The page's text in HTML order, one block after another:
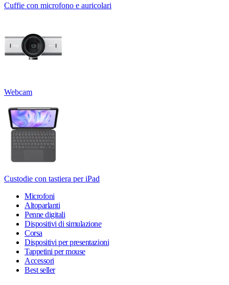
Cuffie con microfono e auricolari
Webcam
Custodie con tastiera per iPad
Microfoni
Altoparlanti
Penne digitali
Dispositivi di simulazione
Corsa
Dispositivi per presentazioni
Tappetini per mouse
Accessori
Best seller